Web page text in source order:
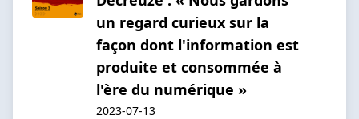
un regard curieux sur la
façon dont l'information est
produite et consommée à
l'ère du numérique »
2023-07-13